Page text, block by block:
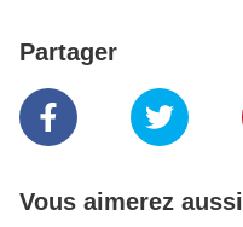
Partager
Vous aimerez aussi